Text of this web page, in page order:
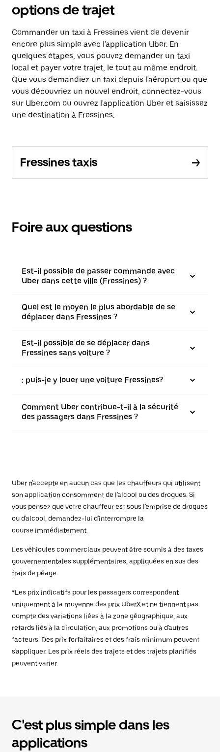
options de trajet
Commander un taxi à Fressines vient de devenir
encore plus simple avec l'application Uber. En
quelques étapes, vous pouvez demander un taxi
local et payer votre trajet, le tout au même endroit.
Que vous demandiez un taxi depuis l'aéroport ou que
vous découvriez un nouvel endroit, connectez-vous
sur Uber.com ou ouvrez l'application Uber et saisissez
une destination à Fressines.
Fressines taxis
Foire aux questions
Est-il possible de passer commande avec
Uber dans cette ville (Fressines) ?
Quel est le moyen le plus abordable de se
déplacer dans Fressines ?
Est-il possible de se déplacer dans
Fressines sans voiture ?
: puis-je y louer une voiture Fressines?
Comment Uber contribue-t-il à la sécurité
des passagers dans Fressines ?
Uber n'accepte en aucun cas que les chauffeurs qui utilisent
son application consomment de l'alcool ou des drogues. Si
vous pensez que votre chauffeur est sous l'emprise de drogues
ou d'alcool, demandez-lui d'interrompre la
course immédiatement.
Les véhicules commerciaux peuvent être soumis à des taxes
gouvernementales supplémentaires, appliquées en sus des
frais de péage.
*Les prix indicatifs pour les passagers correspondent
uniquement à la moyenne des prix UberX et ne tiennent pas
compte des variations liées à la zone géographique, aux
retards liés à la circulation, aux promotions ou à d'autres
facteurs. Des prix forfaitaires et des frais minimum peuvent
s'appliquer. Les prix réels des trajets et des trajets planifiés
peuvent varier.
C'est plus simple dans les
applications